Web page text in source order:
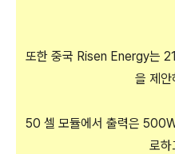
또한 중국 Risen Energy는
을 제안
50 셀 모듈에서 출력은
로하